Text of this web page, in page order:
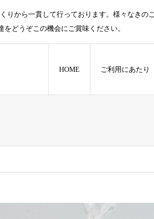
りから一貫して行っております。様々なきの
どうぞこの機会にご賞味ください。
HOME ご利用にあたり